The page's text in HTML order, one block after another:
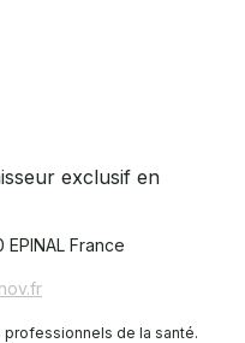
exclusif en
France
de la santé.